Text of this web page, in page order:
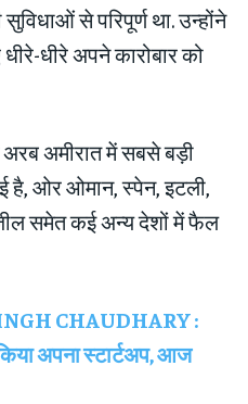
से परिपूर्ण था. उन्होंने
धीरे अपने कारोबार को
अमीरात में सबसे बड़ी
है, ओर ओमान, स्पेन, इटली,
समेत कई अन्य देशों में फैल
CHAUDHARY :
अपना स्टार्टअप, आज